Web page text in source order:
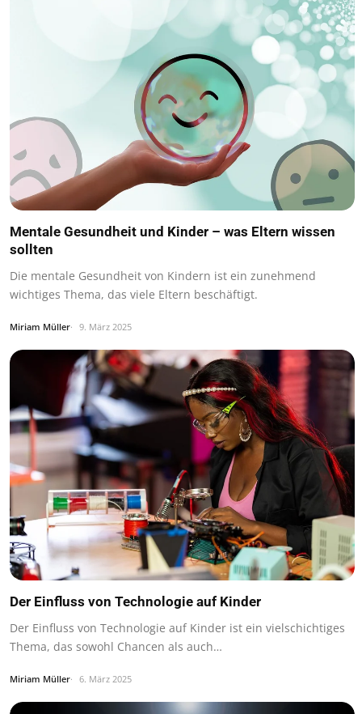
Mentale Gesundheit und Kinder – was Eltern wissen
sollten
Die mentale Gesundheit von Kindern ist ein zunehmend
wichtiges Thema, das viele Eltern beschäftigt.
Miriam Müller 9. März 2025
Der Einfluss von Technologie auf Kinder
Der Einfluss von Technologie auf Kinder ist ein vielschichtiges
Thema, das sowohl Chancen als auch…
Miriam Müller 6. März 2025